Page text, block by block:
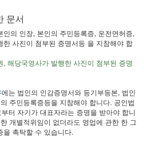
문서
인의 인장, 본인의 주민등록증, 운전면허증,
한 사진이 첨부된 증명서등 을 지참해야 합
, 해당국영사가 발행한 사진이 첨부된 증명
에는 법인의 인감증명서와 등기부등본, 법인
주민등록증등을 지참해야 합니다. 공인법
터 자기가 대표자라는 증명을 받아야 합니
개별적위임이 없더라도 영업에 관한 한 그
을 촉탁할 수 있습니다.